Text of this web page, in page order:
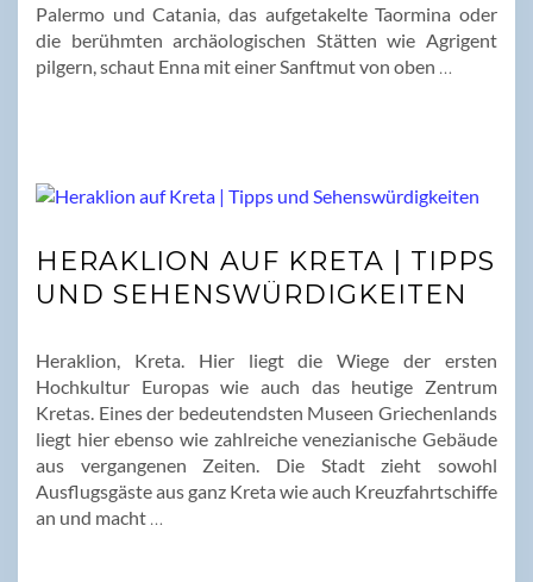
Palermo und Catania, das aufgetakelte Taormina oder
die berühmten archäologischen Stätten wie Agrigent
pilgern, schaut Enna mit einer Sanftmut von oben
HERAKLION AUF KRETA | TIPPS
UND SEHENSWÜRDIGKEITEN
Heraklion, Kreta. Hier liegt die Wiege der ersten
Hochkultur Europas wie auch das heutige Zentrum
Kretas. Eines der bedeutendsten Museen Griechenlands
liegt hier ebenso wie zahlreiche venezianische Gebäude
aus vergangenen Zeiten. Die Stadt zieht sowohl
Ausflugsgäste aus ganz Kreta wie auch Kreuzfahrtschiffe
an und macht …